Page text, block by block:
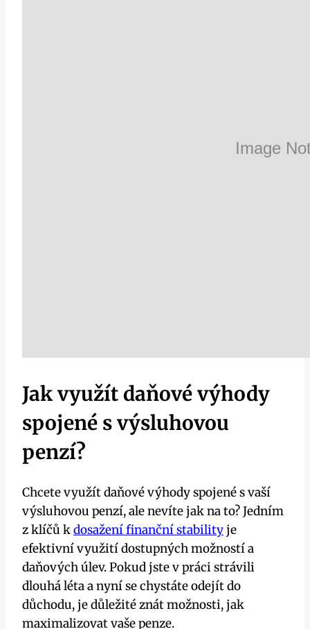
Jak využít daňové výhody
spojené s výsluhovou
penzí?
Chcete využít daňové výhody spojené s vaší
výsluhovou penzí, ale nevíte jak na to? Jedním
z klíčů kdosažení finanční stabilityje
efektivní využití dostupných možností a
daňových úlev. Pokud jste v práci strávili
dlouhá léta a nyní se chystáte odejít do
důchodu, je důležité znát možnosti, jak
maximalizovat vaše penze.